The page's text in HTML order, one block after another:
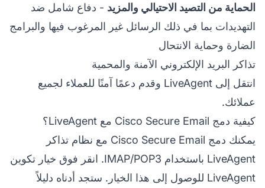
الحماية من التصيد الاحتيالي والمزيد - دفاع شامل ضد
التهديدات بما في ذلك الرسائل غير المرغوب فيها والبرامج
الضارة وحماية الانتحال
تذاكر البريد الإلكتروني الآمنة والمحمية
انتقل إلى LiveAgent وقدم دعمًا آمنًا للعملاء لجميع
عملائك.
كيفية دمج Cisco Secure Email مع LiveAgent؟
يمكنك دمج Cisco Secure Email مع نظام تذاكر
LiveAgent باستخدام IMAP/POP3. انقر فوق خيار تكوين
LiveAgent للوصول إلى هذا الخيار. ستجد أدناه دليلاً